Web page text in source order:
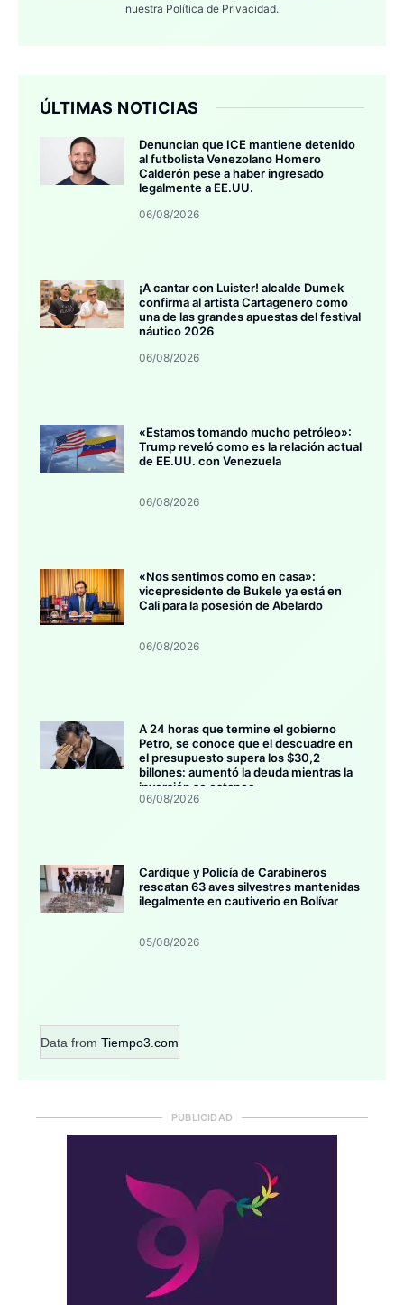
nuestra Política de Privacidad.
ÚLTIMAS NOTICIAS
Denuncian que ICE mantiene detenido
al futbolista Venezolano Homero
Calderón pese a haber ingresado
legalmente a EE.UU.
06/08/2026
¡A cantar con Luister! alcalde Dumek
confirma al artista Cartagenero como
una de las grandes apuestas del festival
náutico 2026
06/08/2026
«Estamos tomando mucho petróleo»:
Trump reveló como es la relación actual
de EE.UU. con Venezuela
06/08/2026
«Nos sentimos como en casa»:
vicepresidente de Bukele ya está en
Cali para la posesión de Abelardo
06/08/2026
A 24 horas que termine el gobierno
Petro, se conoce que el descuadre en
el presupuesto supera los $30,2
billones: aumentó la deuda mientras la
inversión se estanca
06/08/2026
Cardique y Policía de Carabineros
rescatan 63 aves silvestres mantenidas
ilegalmente en cautiverio en Bolívar
05/08/2026
Data from Tiempo3.com
PUBLICIDAD